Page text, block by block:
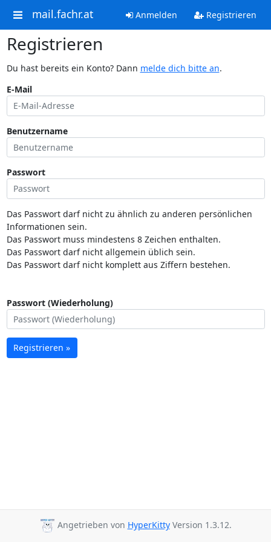
mail.fachr.at Anmelden Registrieren
Registrieren
Du hast bereits ein Konto? Dann melde dich bitte an.
E-Mail
Benutzername
Passwort
Das Passwort darf nicht zu ähnlich zu anderen persönlichen
Informationen sein.
Das Passwort muss mindestens 8 Zeichen enthalten.
Das Passwort darf nicht allgemein üblich sein.
Das Passwort darf nicht komplett aus Ziffern bestehen.
Passwort (Wiederholung)
Registrieren »
Angetrieben von HyperKittyVersion 1.3.12.